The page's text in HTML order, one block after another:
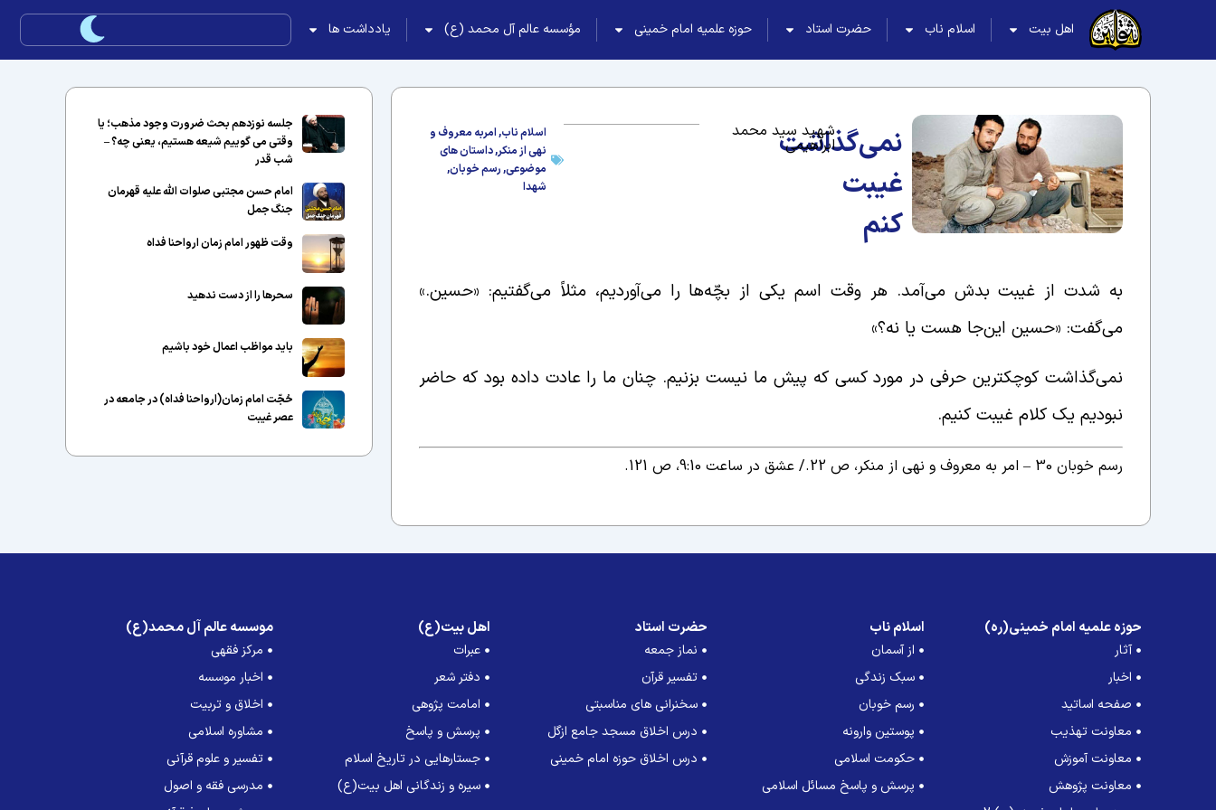
اهل بیت اسلام ناب حضرت استاد حوزه علمیه امام خمینی مؤسسه عالم آل محمد (ع) یادداشت ها
نمی‌گذاشت
غیبت
کنم
شهید سید محمد
ابراهیمی
اسلام ناب,امربه معروف و
نهی از منکر,داستان های
موضوعی,رسم خوبان,
شهدا
به شدت از غیبت بدش می‌آمد. هر وقت اسم یکی از بچّه‌ها را می‌آوردیم، مثلاً می‌گفتیم: «حسین.»
می‌گفت: «حسین این‌جا هست یا نه؟»
نمی‌گذاشت کوچکترین حرفی در مورد کسی که پیش ما نیست بزنیم. چنان ما را عادت داده بود که حاضر
نبودیم یک کلام غیبت کنیم.
رسم خوبان 30 – امر به معروف و نهی از منکر، ص 22./ عشق در ساعت 9:10، ص 121.
جلسه نوزدهم بحث ضرورت وجود مذهب؛ یا
وقتی می گوییم شیعه هستیم، یعنی چه؟ –
شب قدر
امام حسن مجتبی صلوات الله علیه قهرمان
جنگ جمل
وقت ظهور امام زمان ارواحنا فداه
سحرها را از دست ندهید
باید مواظب اعمال خود باشیم
حُجّت امام زمان(ارواحنا فداه) در جامعه در
عصر غیبت
حوزه علمیه امام خمینی(ره)
آثار
اخبار
صفحه اساتید
معاونت تهذیب
معاونت آموزش
معاونت پژوهش
اسلام ناب
از آسمان
سبک زندگی
رسم خوبان
پوستین وارونه
حکومت اسلامی
پرسش و پاسخ مسائل اسلامی
حضرت استاد
نماز جمعه
تفسیر قرآن
سخنرانی های مناسبتی
درس اخلاق مسجد جامع ازگل
درس اخلاق حوزه امام خمینی
اهل بیت(ع)
عبرات
دفتر شعر
امامت پژوهی
پرسش و پاسخ
جستارهایی در تاریخ اسلام
سیره و زندگانی اهل بیت(ع)
موسسه عالم آل محمد(ع)
مرکز فقهی
اخبار موسسه
اخلاق و تربیت
مشاوره اسلامی
تفسیر و علوم قرآنی
مدرسی فقه و اصول